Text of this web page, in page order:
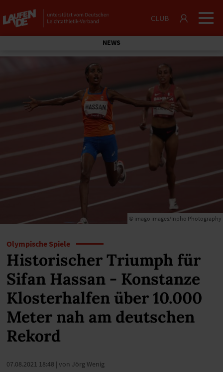
CLUB
NEWS
© imago images/Inpho Photography
Olympische Spiele
Historischer Triumph für
Sifan Hassan - Konstanze
Klosterhalfen über 10.000
Meter nah am deutschen
Rekord
07.08.2021 18:48 | von Jörg Wenig